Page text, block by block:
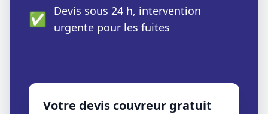
✅ Devis sous 24 h, intervention
urgente pour les fuites
Votre devis couvreur gratuit